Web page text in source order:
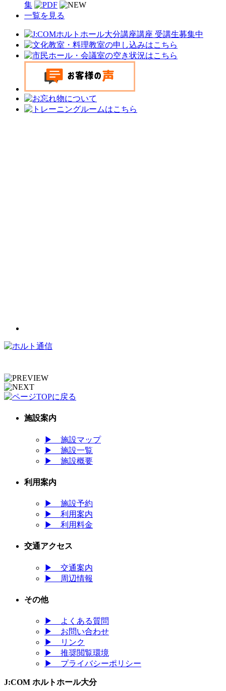
集
一覧を見る
施設案内
▶ 施設マップ
▶ 施設一覧
▶ 施設概要
利用案内
▶ 施設予約
▶ 利用案内
▶ 利用料金
交通アクセス
▶ 交通案内
▶
周辺情報
その他
▶
よくある質問
▶ お問い合わせ
▶
リンク
▶ 推奨閲覧環境
▶ プライバシーポリシー
J:COM ホルトホール大分